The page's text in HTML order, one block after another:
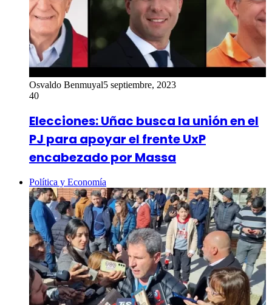
Osvaldo Benmuyal5 septiembre, 2023
40
Elecciones: Uñac busca la unión en el
PJ para apoyar el frente UxP
encabezado por Massa
Política y Economía